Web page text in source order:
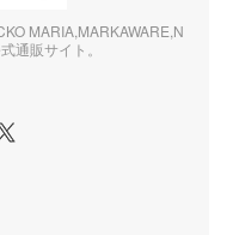
MARIA,MARKAWARE,N
通販サイト。